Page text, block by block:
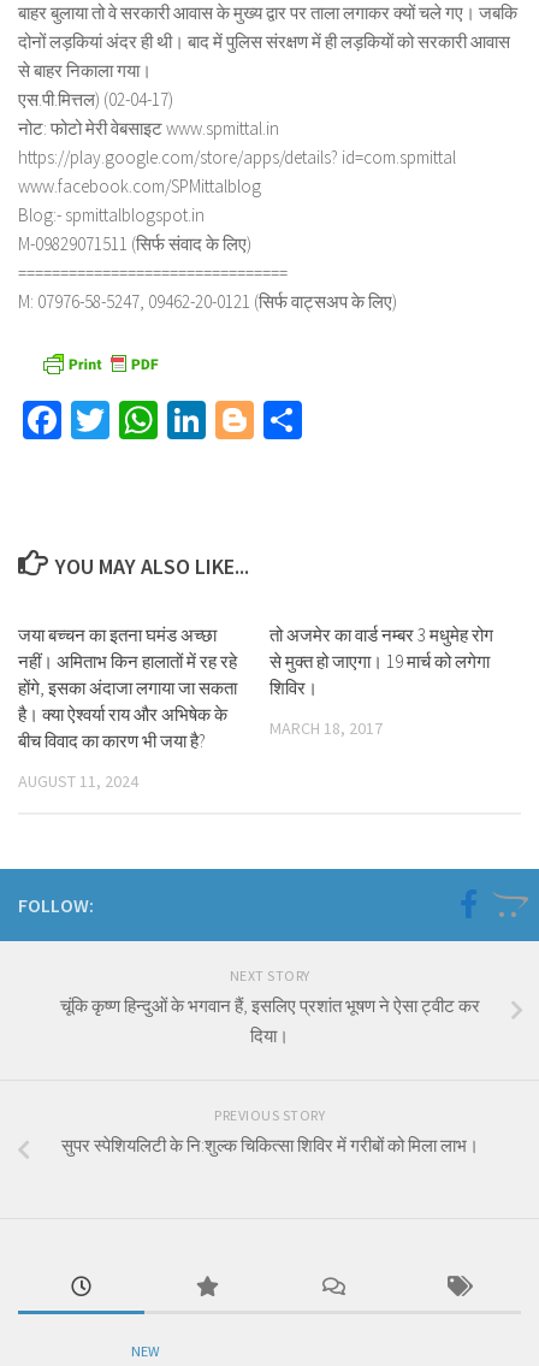
बाहर बुलाया तो वे सरकारी आवास के मुख्य द्वार पर ताला लगाकर क्यों चले गए। जबकि
दोनों लड़कियां अंदर ही थी। बाद में पुलिस संरक्षण में ही लड़कियों को सरकारी आवास
से बाहर निकाला गया।
एस.पी.मित्तल) (02-04-17)
नोट: फोटो मेरी वेबसाइट www.spmittal.in
https://play.google.com/store/apps/details? id=com.spmittal
www.facebook.com/SPMittalblog
Blog:- spmittalblogspot.in
M-09829071511 (सिर्फ संवाद के लिए)
================================
M: 07976-58-5247, 09462-20-0121 (सिर्फ वाट्सअप के लिए)
Facebook
TwitterWhatsApp
LinkedIn
Blogger
YOU MAY ALSO LIKE...
जया बच्चन का इतना घमंड अच्छा
नहीं। अमिताभ किन हालातों में रह रहे
होंगे, इसका अंदाजा लगाया जा सकता
है। क्या ऐश्वर्या राय और अभिषेक के
बीच विवाद का कारण भी जया है?
AUGUST 11, 2024
तो अजमेर का वार्ड नम्बर 3 मधुमेह रोग
से मुक्त हो जाएगा। 19 मार्च को लगेगा
शिविर।
MARCH 18, 2017
FOLLOW:
NEXT STORY
चूंकि कृष्ण हिन्दुओं के भगवान हैं, इसलिए प्रशांत भूषण ने ऐसा ट्वीट कर
दिया।
PREVIOUS STORY
सुपर स्पेशियलिटी के नि:शुल्क चिकित्सा शिविर में गरीबों को मिला लाभ।
NEW